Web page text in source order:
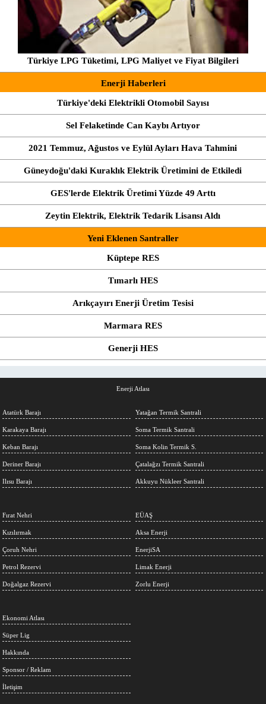
Türkiye LPG Tüketimi, LPG Maliyet ve Fiyat Bilgileri
Enerji Haberleri
Türkiye'deki Elektrikli Otomobil Sayısı
Sel Felaketinde Can Kaybı Artıyor
2021 Temmuz, Ağustos ve Eylül Ayları Hava Tahmini
Güneydoğu'daki Kuraklık Elektrik Üretimini de Etkiledi
GES'lerde Elektrik Üretimi Yüzde 49 Arttı
Zeytin Elektrik, Elektrik Tedarik Lisansı Aldı
Yeni Eklenen Santraller
Küptepe RES
Tımarlı HES
Arıkçayırı Enerji Üretim Tesisi
Marmara RES
Generji HES
Enerji Atlası
Atatürk Barajı
Karakaya Barajı
Keban Barajı
Deriner Barajı
Ilısu Barajı
Yatağan Termik Santrali
Soma Termik Santrali
Soma Kolin Termik S.
Çatalağzı Termik Santrali
Akkuyu Nükleer Santrali
Fırat Nehri
Kızılırmak
Çoruh Nehri
Petrol Rezervi
Doğalgaz Rezervi
EÜAŞ
Aksa Enerji
EnerjiSA
Limak Enerji
Zorlu Enerji
Ekonomi Atlası
Süper Lig
Hakkında
Sponsor / Reklam
İletişim